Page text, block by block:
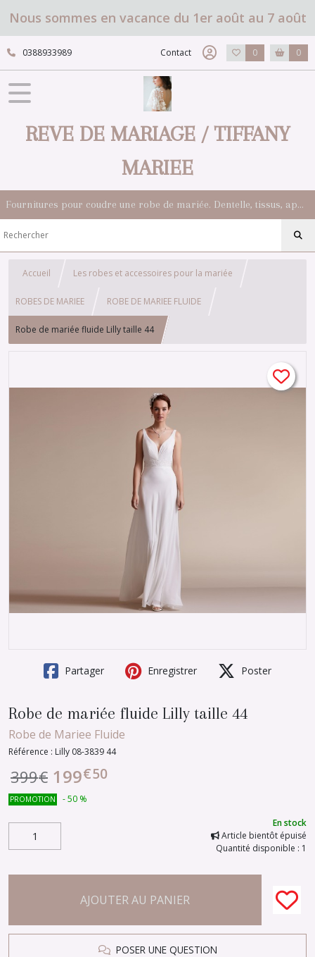
Nous sommes en vacance du 1er août au 7 août
0388933989 Contact 0 0
REVE DE MARIAGE / TIFFANY
MARIEE
Fournitures pour coudre une robe de mariée. Dentelle, tissus, appliqués, galons, boutons. Robes et accessoires pour la mariée.
Accueil Les robes et accessoires pour la mariée
ROBES DE MARIEE ROBE DE MARIEE FLUIDE
Robe de mariée fluide Lilly taille 44
Partager Enregistrer Poster
Robe de mariée fluide Lilly taille 44
Robe de Mariee Fluide
Référence : Lilly 08-3839 44
399€ 199€50
PROMOTION -50 %
En stock
Article bientôt épuisé
Quantité disponible : 1
AJOUTER AU PANIER
POSER UNE QUESTION